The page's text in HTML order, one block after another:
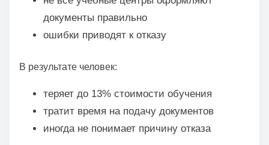
документы правильно
ошибки приводят к отказу
В результате человек:
теряет до 13% стоимости обучения
тратит время на подачу документов
иногда не понимает причину отказа